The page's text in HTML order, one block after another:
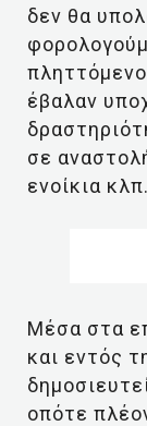
δεν θα
έβαλαν
σε
ενοίκια κλπ.
Μέσα στα
και εντός
οπότε